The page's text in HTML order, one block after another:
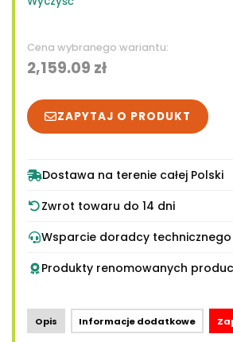
2,159.09 zł
ZAPYTAJ O PRODUKT
Dostawa na terenie całej Polski
Zwrot towaru do 14 dni
Wsparcie doradcy technicznego
Produkty renomowanych
Opis Informacje dodatkowe